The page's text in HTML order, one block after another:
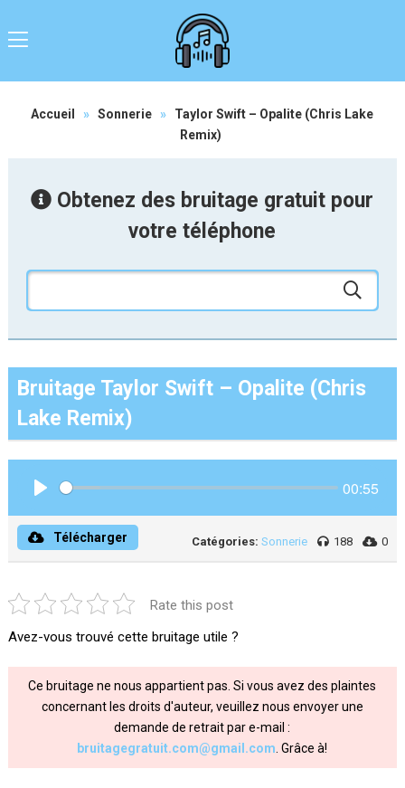
Accueil » Sonnerie »
Taylor Swift – Opalite (Chris Lake
Remix)
Obtenez des bruitage gratuit pour
votre téléphone
Bruitage Taylor Swift – Opalite (Chris
Lake Remix)
00:55
Télécharger Catégories: Sonnerie 188 0
Rate this post
Avez-vous trouvé cette bruitage utile ?
Ce bruitage ne nous appartient pas. Si vous avez des plaintes
concernant les droits d'auteur, veuillez nous envoyer une
demande de retrait par e-mail :
bruitagegratuit.com@gmail.com . Grâce à!